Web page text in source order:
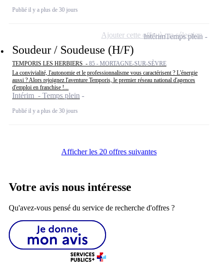
Publié il y a plus de 30 jours
Soudeur / Soudeuse (H/F)
TEMPORIS LES HERBIERS - 85 - MORTAGNE-SUR-SÈVRE
La convivialité, l'autonomie et le professionnalisme vous caractérisent ? L'énergie
aussi ? Alors rejoignez l'aventure Temporis, le premier réseau national d'agences
d'emploi en franchise !...
Intérim - Temps plein
Publié il y a plus de 30 jours
IntérimTemps plein
Ajouter cette offre à ma sélection
Afficher les 20 offres suivantes
Votre avis nous intéresse
Qu'avez-vous pensé du service de recherche d'offres ?